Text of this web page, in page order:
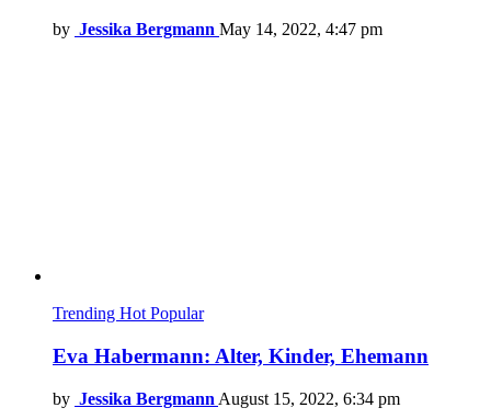
by Jessika Bergmann May 14, 2022, 4:47 pm
Trending Hot Popular
Eva Habermann: Alter, Kinder, Ehemann
by Jessika Bergmann August 15, 2022, 6:34 pm